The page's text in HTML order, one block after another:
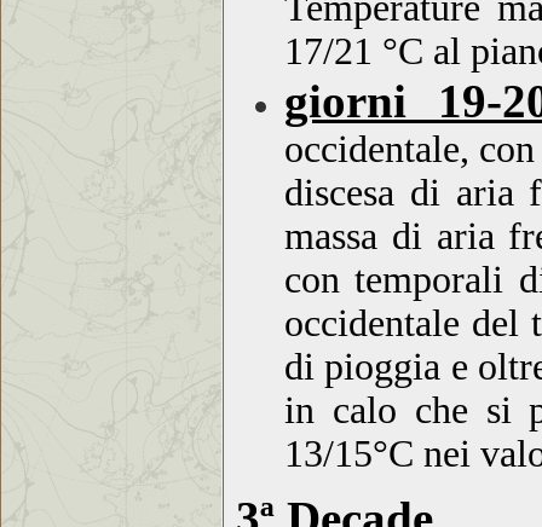
17/21 °C al
giorni 19-
occidentale,
discesa di aria
massa di aria
con temporali
occidentale del
di pioggia e
in calo che si
13/15°C nei